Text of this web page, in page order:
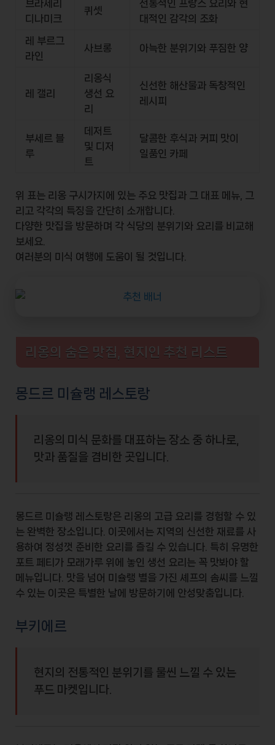
브라세리
디나미크
퀴셋
전통적인 프랑스 요리와 현
대적인 감각의 조화
레 부르그
라인
사브롱 아늑한 분위기와 푸짐한 양
레 갤리
리옹식
생선 요
리
신선한 해산물과 독창적인
레시피
부세르 블
루
데저트
및 디저
트
달콤한 후식과 커피 맛이
일품인 카페
위 표는 리옹 구시가지에 있는 주요 맛집과 그 대표 메뉴, 그
리고 각각의 특징을 간단히 소개합니다.
다양한 맛집을 방문하며 각 식당의 분위기와 요리를 비교해
보세요.
여러분의 미식 여행에 도움이 될 것입니다.
리옹의 숨은 맛집, 현지인 추천 리스트
몽드르 미슐랭 레스토랑
리옹의 미식 문화를 대표하는 장소 중 하나로,
맛과 품질을 겸비한 곳입니다.
몽드르 미슐랭 레스토랑은 리옹의 고급 요리 를 경험할 수 있
는 완벽한 장소입니다. 이곳에서는 지역의 신선한 재료를 사
용하여 정성껏 준비한 요리를 즐길 수 있습니다. 특히 유명한
포트 페티가 모래가루 위에 놓인 생선 요리 는 꼭 맛봐야 할
메뉴입니다. 맛을 넘어 미슐랭 별을 가진 셰프의 솜씨를 느낄
수 있는 이곳은 특별한 날에 방문하기에 안성맞춤입니다.
부키에르
현지의 전통적인 분위기를 물씬 느낄 수 있는
푸드 마켓입니다.